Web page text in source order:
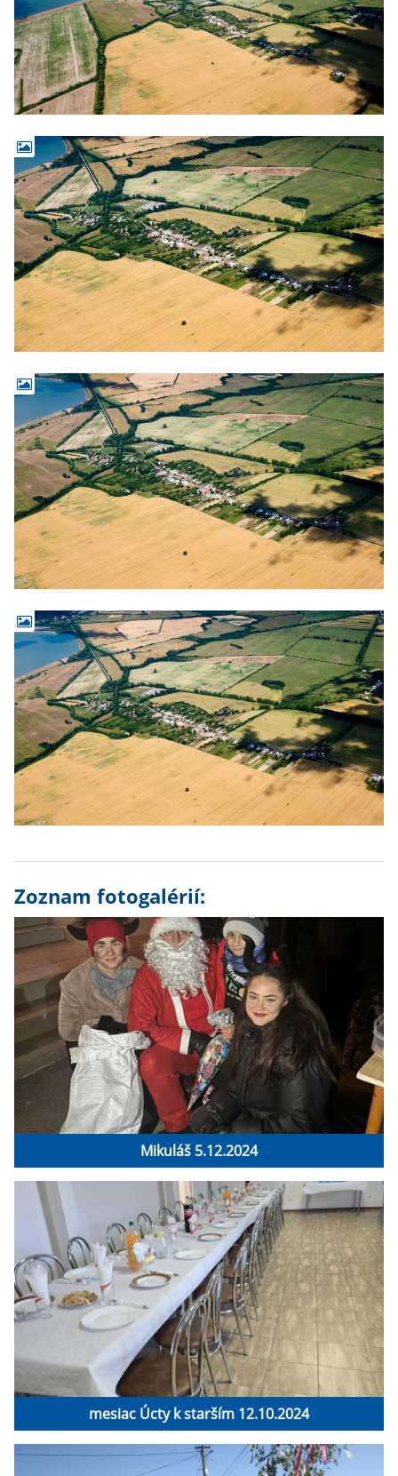
Zoznam fotogalérií:
Mikuláš 5.12.2024
mesiac Úcty k starším 12.10.2024